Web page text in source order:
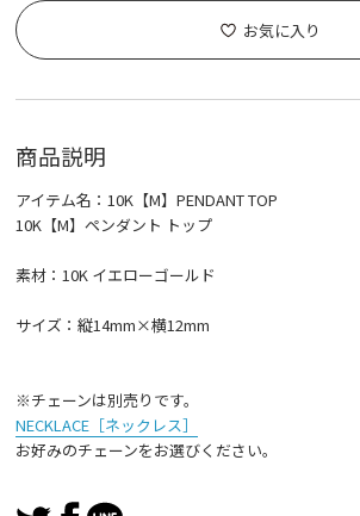
お気に入り
商品説明
アイテム名：10K【M】PENDANT TOP
10K【M】ペンダント トップ
素材：10K イエローゴールド
サイズ：縦14mm×横12mm
※チェーンは別売りです。
NECKLACE［ネックレス］
お好みのチェーンをお選びください。